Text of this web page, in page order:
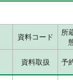
資料コード
所
資料取扱 予